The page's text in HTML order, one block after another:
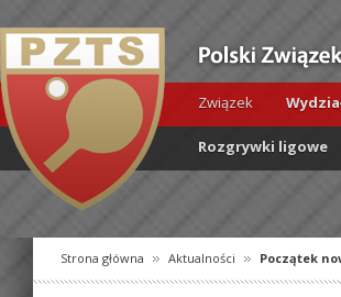
Związek
Rozgrywki ligowe
Strona główna Aktualności Początek